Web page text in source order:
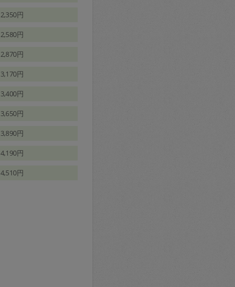
2,350円
2,580円
2,870円
3,170円
3,400円
3,650円
3,890円
4,190円
4,510円